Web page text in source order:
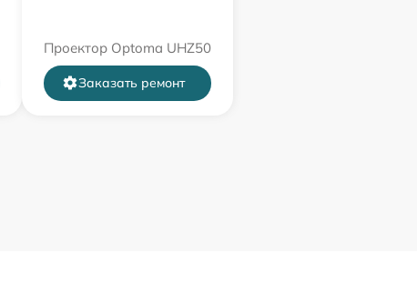
Проектор Optoma UHZ50
Заказать ремонт